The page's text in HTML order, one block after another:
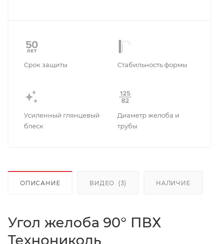
Срок защиты Стабильность формы
Усиленный глянцевый
блеск
Диаметр желоба и
трубы
ОПИСАНИЕ ВИДЕО (3) НАЛИЧИЕ
Угол желоба 90° ПВХ
Технониколь